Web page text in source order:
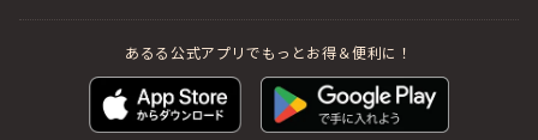
あるる公式アプリでもっとお得＆便利に！